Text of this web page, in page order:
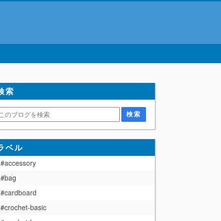
索
ベル
#accessory
#bag
#cardboard
#crochet-basic